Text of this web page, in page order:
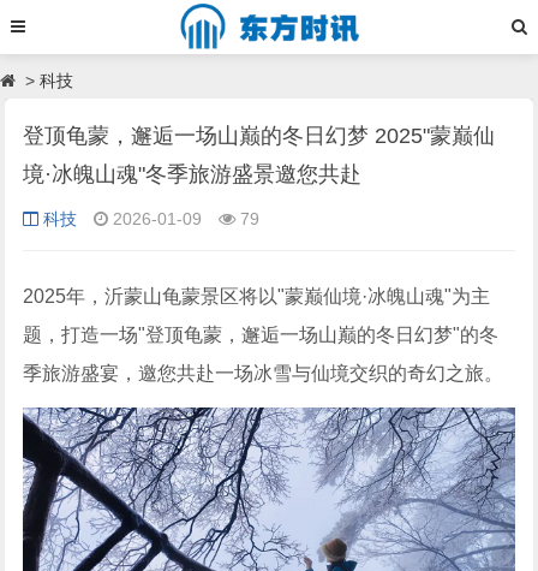
> 科技
登顶龟蒙，邂逅一场山巅的冬日幻梦 2025"蒙巅仙
境·冰魄山魂"冬季旅游盛景邀您共赴
科技 2026-01-09 79
2025年，沂蒙山龟蒙景区将以"蒙巅仙境·冰魄山魂"为主
题，打造一场"登顶龟蒙，邂逅一场山巅的冬日幻梦"的冬
季旅游盛宴，邀您共赴一场冰雪与仙境交织的奇幻之旅。